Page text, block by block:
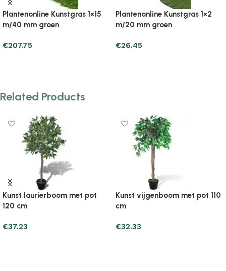
Plantenonline Kunstgras 1×5
m/30 mm groen
€73.49
Plantenonline Kunstgras 1×5
m/40 mm groen
€91.13
Related Products
Kunst laurierboom met pot
120 cm
€37.23
Kunst vijgenboom met pot 110
cm
€32.33